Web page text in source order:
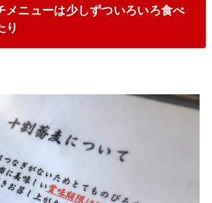
メニューは少しずついろいろ食べ
り